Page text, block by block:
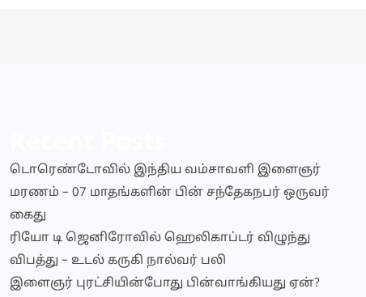
டொரெண்டோவில் இந்திய வம்சாவளி இளைஞர்
மரணம் – 07 மாதங்களின் பின் சந்தேகநபர் ஒருவர்
கைது
ரியோ டி ஜெனிரோவில் ஹெலிகாப்டர் விழுந்து
விபத்து – உடல் கருகி நால்வர் பலி
இளைஞர் புரட்சியின்போது பின்வாங்கியது ஏன்?